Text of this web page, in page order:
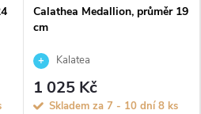
Calathea Medallion, průměr 19
cm
Kalatea
1 025 Kč
Skladem za 7 - 10 dní8 ks